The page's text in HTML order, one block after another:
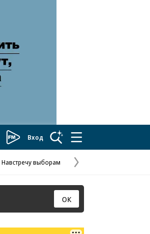
КоммерсантъВход
Навстречу выборам
Следующая
страница
ОК